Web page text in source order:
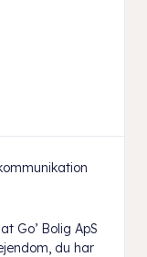
Go’ Bolig ApS
du har